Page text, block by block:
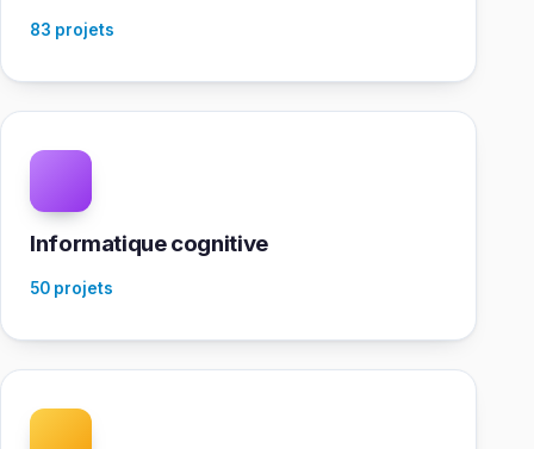
83 projets
Informatique cognitive
50 projets